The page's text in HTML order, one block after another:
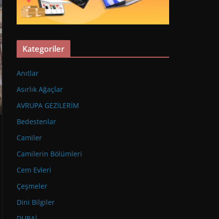
Kategoriler
Anıtlar
Asırlık Ağaçlar
AVRUPA GEZİLERİM
Bedestenlar
Camiler
Camilerin Bölümleri
Cem Evleri
Çeşmeler
Dini Bilgiler